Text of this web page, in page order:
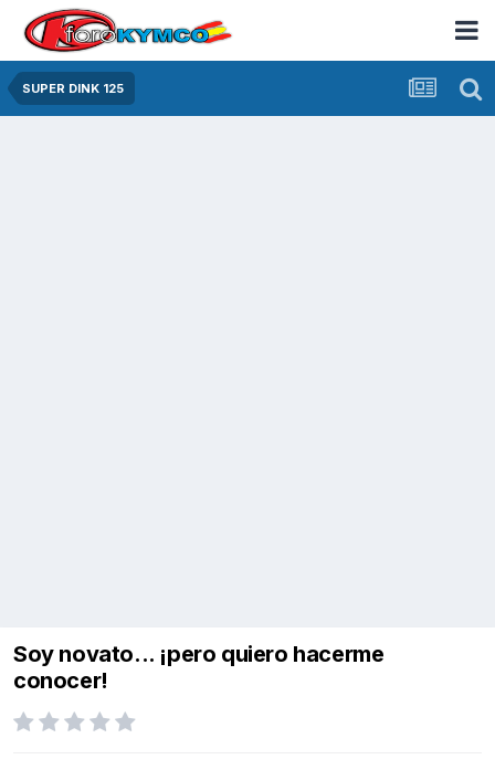
SUPER DINK 125
Soy novato... ¡pero quiero hacerme
conocer!